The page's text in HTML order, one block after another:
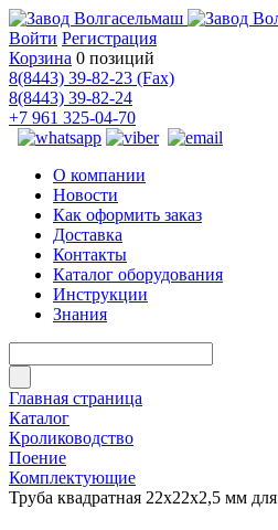
Войти Регистрация
Корзина 0 позиций
8(8443) 39-82-23 (Fax)
8(8443) 39-82-24
+7 961 325-04-70
О компании
Новости
Как оформить заказ
Доставка
Контакты
Каталог оборудования
Инструкции
Знания
Главная страница
Каталог
Кролиководство
Поение
Комплектующие
Труба квадратная 22х22х2,5 мм